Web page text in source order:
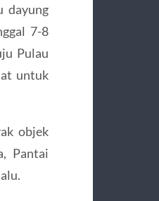
dayung
7-8
Pulau
untuk
objek
Pantai